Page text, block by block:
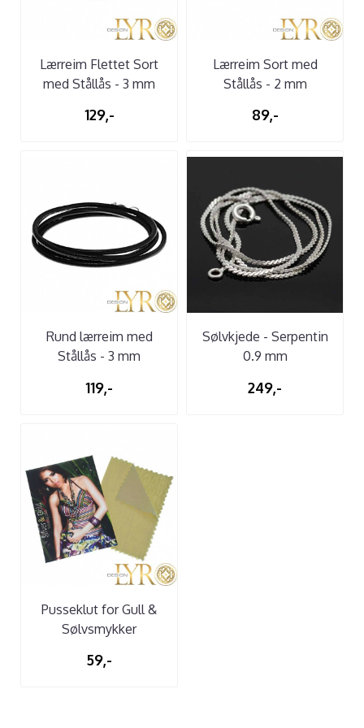
Lærreim Flettet Sort
med Stållås - 3 mm
129,-
Lærreim Sort med
Stållås - 2 mm
89,-
Rund lærreim med
Stållås - 3 mm
119,-
Sølvkjede - Serpentin
0.9 mm
249,-
Pusseklut for Gull &
Sølvsmykker
59,-